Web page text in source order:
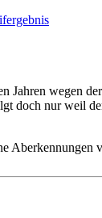
Jahren wegen
doch nur weil